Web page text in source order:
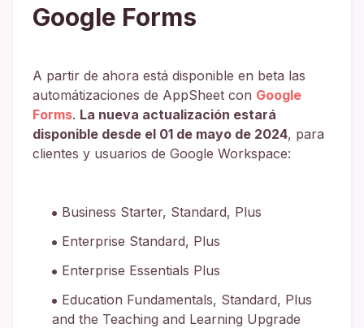
Google Forms
A partir de ahora está disponible en beta las
automátizaciones de AppSheet con Google
Forms. La nueva actualización estará
disponible desde el 01 de mayo de 2024, para
clientes y usuarios de Google Workspace:
Business Starter, Standard, Plus
Enterprise Standard, Plus
Enterprise Essentials Plus
Education Fundamentals, Standard, Plus
and the Teaching and Learning Upgrade